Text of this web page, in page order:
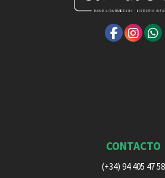
CONTACTO
(+34) 94 405 47 58